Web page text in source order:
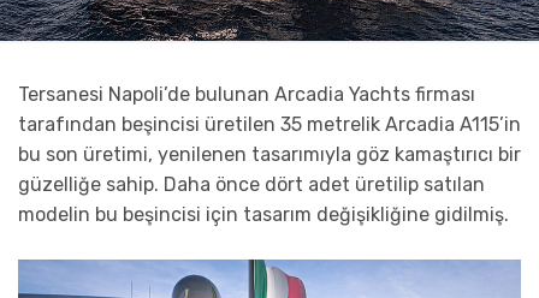
Tersanesi Napoli’de bulunan Arcadia Yachts firması
tarafından beşincisi üretilen 35 metrelik Arcadia A115’in
bu son üretimi, yenilenen tasarımıyla göz kamaştırıcı bir
güzelliğe sahip. Daha önce dört adet üretilip satılan
modelin bu beşincisi için tasarım değişikliğine gidilmiş.